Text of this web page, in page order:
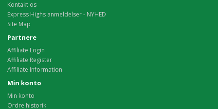
Kontakt os
Express Highs anmeldelser - NYHED
Site Map
Partnere
Affiliate Login
Affiliate Register
Affiliate Information
Min konto
Min konto
Ordre historik